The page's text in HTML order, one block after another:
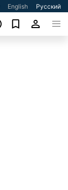
English Русский